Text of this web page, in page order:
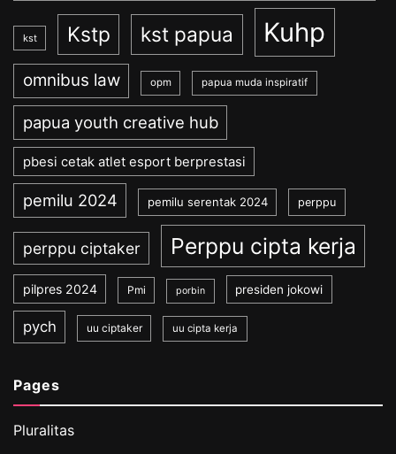
kst Kstp kst papua Kuhp
omnibus law opm papua muda inspiratif
papua youth creative hub
pbesi cetak atlet esport berprestasi
pemilu 2024 pemilu serentak 2024 perppu
perppu ciptaker Perppu cipta kerja
pilpres 2024 Pmi porbin presiden jokowi
pych uu ciptaker uu cipta kerja
Pages
Pluralitas